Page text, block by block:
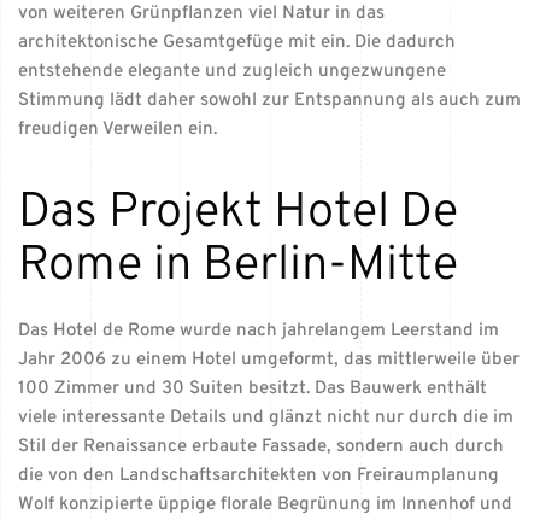
von weiteren Grünpflanzen viel Natur in das
architektonische Gesamtgefüge mit ein. Die dadurch
entstehende elegante und zugleich ungezwungene
Stimmung lädt daher sowohl zur Entspannung als auch zum
freudigen Verweilen ein.
Das Projekt Hotel De
Rome in Berlin-Mitte
Das Hotel de Rome wurde nach jahrelangem Leerstand im
Jahr 2006 zu einem Hotel umgeformt, das mittlerweile über
100 Zimmer und 30 Suiten besitzt. Das Bauwerk enthält
viele interessante Details und glänzt nicht nur durch die im
Stil der Renaissance erbaute Fassade, sondern auch durch
die von den Landschaftsarchitekten von Freiraumplanung
Wolf konzipierte üppige florale Begrünung im Innenhof und